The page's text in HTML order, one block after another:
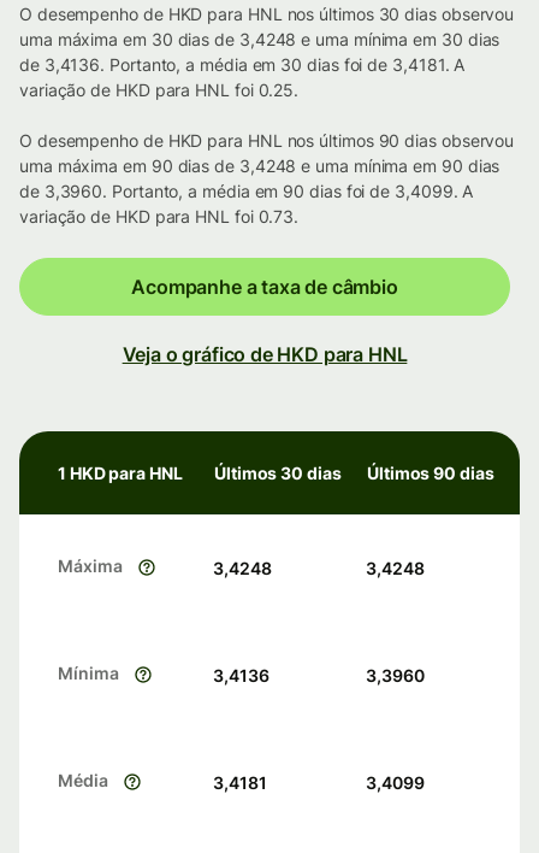
O desempenho de HKD para HNL nos últimos 30 dias observou
uma máxima em 30 dias de 3,4248 e uma mínima em 30 dias
de 3,4136. Portanto, a média em 30 dias foi de 3,4181. A
variação de HKD para HNL foi 0.25.
O desempenho de HKD para HNL nos últimos 90 dias observou
uma máxima em 90 dias de 3,4248 e uma mínima em 90 dias
de 3,3960. Portanto, a média em 90 dias foi de 3,4099. A
variação de HKD para HNL foi 0.73.
Acompanhe a taxa de câmbio
Veja o gráfico de HKD para HNL
1 HKD para HNL Últimos 30 dias Últimos 90 dias
Máxima 3,4248 3,4248
Mínima 3,4136 3,3960
Média 3,4181 3,4099